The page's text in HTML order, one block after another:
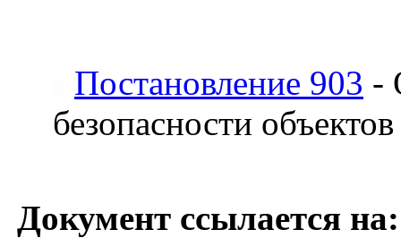
Постановление 903 -
безопасности
Документ ссылается на: